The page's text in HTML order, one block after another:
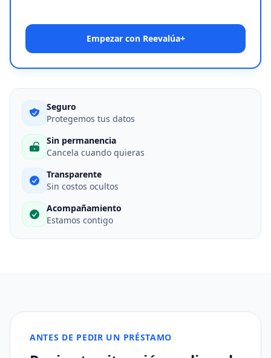
Empezar con Reevalúa+
Seguro
Protegemos tus datos
Sin permanencia
Cancela cuando quieras
Transparente
Sin costos ocultos
Acompañamiento
Estamos contigo
ANTES DE PEDIR UN PRÉSTAMO